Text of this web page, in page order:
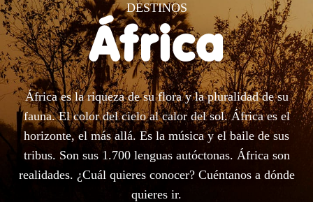
DESTINOS
África
África es la riqueza de su flora y la pluralidad de su
fauna. El color del cielo al calor del sol. África es el
horizonte, el más allá. Es la música y el baile de sus
tribus. Son sus 1.700 lenguas autóctonas. África son
realidades. ¿Cuál quieres conocer? Cuéntanos a dónde
quieres ir.